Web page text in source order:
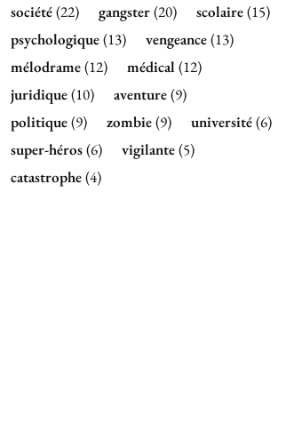
société(22) gangster(20) scolaire(15)
psychologique(13) vengeance(13)
mélodrame(12) médical(12)
juridique(10) aventure(9)
politique(9) zombie(9) université(6)
super-héros(6) vigilante(5)
catastrophe(4)